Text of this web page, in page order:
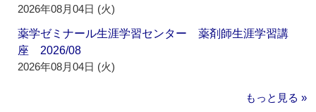
2026年08月04日 (火)
薬学ゼミナール生涯学習センター 薬剤師生涯学習講
座 2026/08
2026年08月04日 (火)
もっと見る »